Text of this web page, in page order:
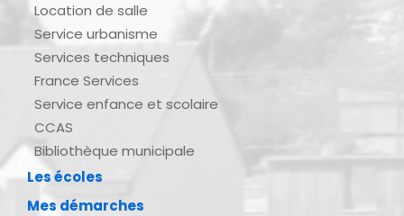
Location de salle
Service urbanisme
Services techniques
France Services
Service enfance et scolaire
CCAS
Bibliothèque municipale
Les écoles
Mes démarches